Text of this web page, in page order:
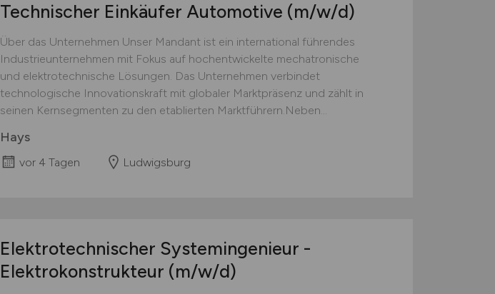
Technischer Einkäufer Automotive (m/w/d)
Über das Unternehmen Unser Mandant ist ein international führendes
Industrieunternehmen mit Fokus auf hochentwickelte mechatronische
und elektrotechnische Lösungen. Das Unternehmen verbindet
technologische Innovationskraft mit globaler Marktpräsenz und zählt in
seinen Kernsegmenten zu den etablierten Marktführern.Neben...
Hays
vor 4 Tagen Ludwigsburg
Elektrotechnischer Systemingenieur -
Elektrokonstrukteur (m/w/d)